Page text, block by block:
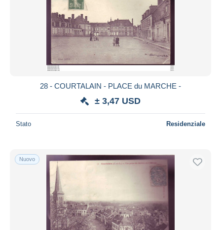
28 - COURTALAIN - PLACE du MARCHE -
± 3,47 USD
Stato Residenziale
Nuovo